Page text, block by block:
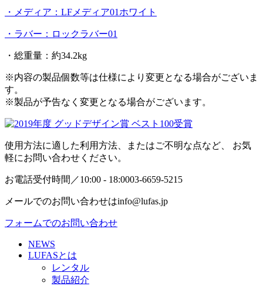
・メディア：LFメディア01ホワイト
・ラバー：ロックラバー01
・総重量：約34.2kg
※内容の製品個数等は仕様により変更となる場合がございま
す。
※製品が予告なく変更となる場合がございます。
使用方法に適した利用方法、またはご不明な点など、 お気
軽にお問い合わせください。
お電話受付時間／10:00 - 18:0003-6659-5215
メールでのお問い合わせはinfo@lufas.jp
フォームでのお問い合わせ
NEWS
LUFASとは
レンタル
製品紹介